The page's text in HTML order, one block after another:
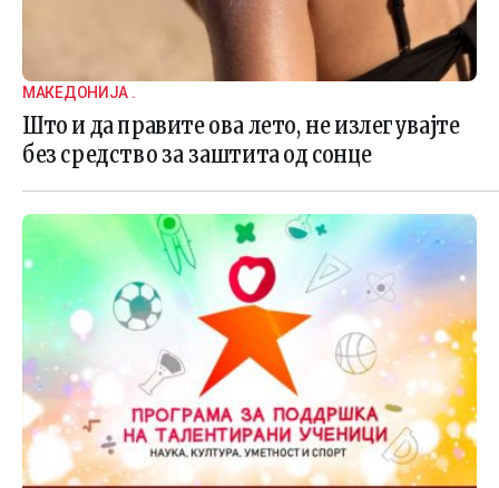
МАКЕДОНИЈА .
Што и да правите ова лето, не излегувајте
без средство за заштита од сонце